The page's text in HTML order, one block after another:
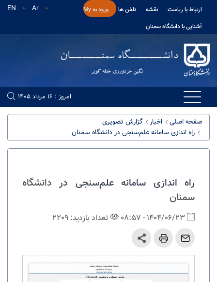
ارتباط با ریاست نقشه تلفن ها
ورود به My
آشنایی با دانشگاه سمنان
EN Ar
امروز : 16 مرداد 1405
صفحه اصلی اخبار
گزارش تصویری
راه اندازی سامانه علم‌سنجی در دانشگاه سمنان
راه اندازی سامانه علم‌سنجی در دانشگاه
سمنان
1404/06/23 - 08:57 تعداد بازدید: 2209